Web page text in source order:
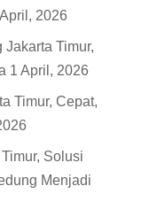
2026
Timur,
1 April, 2026
Timur, Cepat,
Solusi
Menjadi